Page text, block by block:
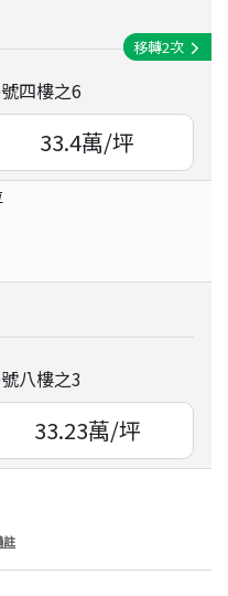
四樓之6
移轉2次
33.4萬/坪
八樓之3
33.23萬/坪
註